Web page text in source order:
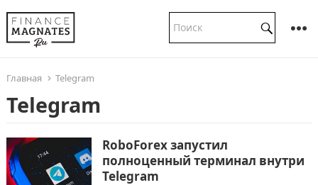
Главная Telegram
Telegram
RoboForex запустил
полноценный терминал внутри
Telegram